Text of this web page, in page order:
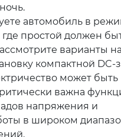
автомобиль в
простой должен
варианты на
компактной DC-
может быть
важна
напряжения и
в широком